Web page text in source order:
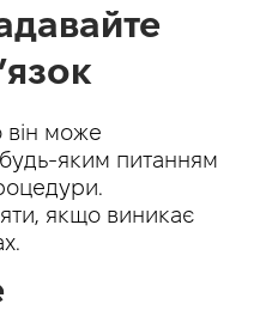
він може
яким питанням
якщо виникає